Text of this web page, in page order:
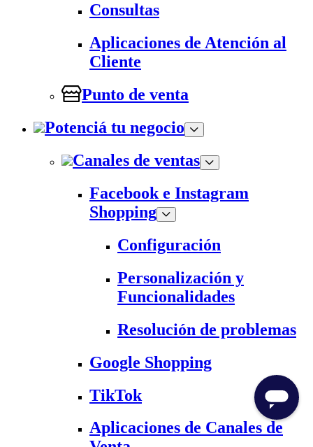
Consultas
Aplicaciones de Atención al
Cliente
Punto de venta
Potenciá tu negocio
Canales de ventas
Facebook e Instagram
Shopping
Configuración
Personalización y
Funcionalidades
Resolución de problemas
Google Shopping
TikTok
Aplicaciones de Canales de